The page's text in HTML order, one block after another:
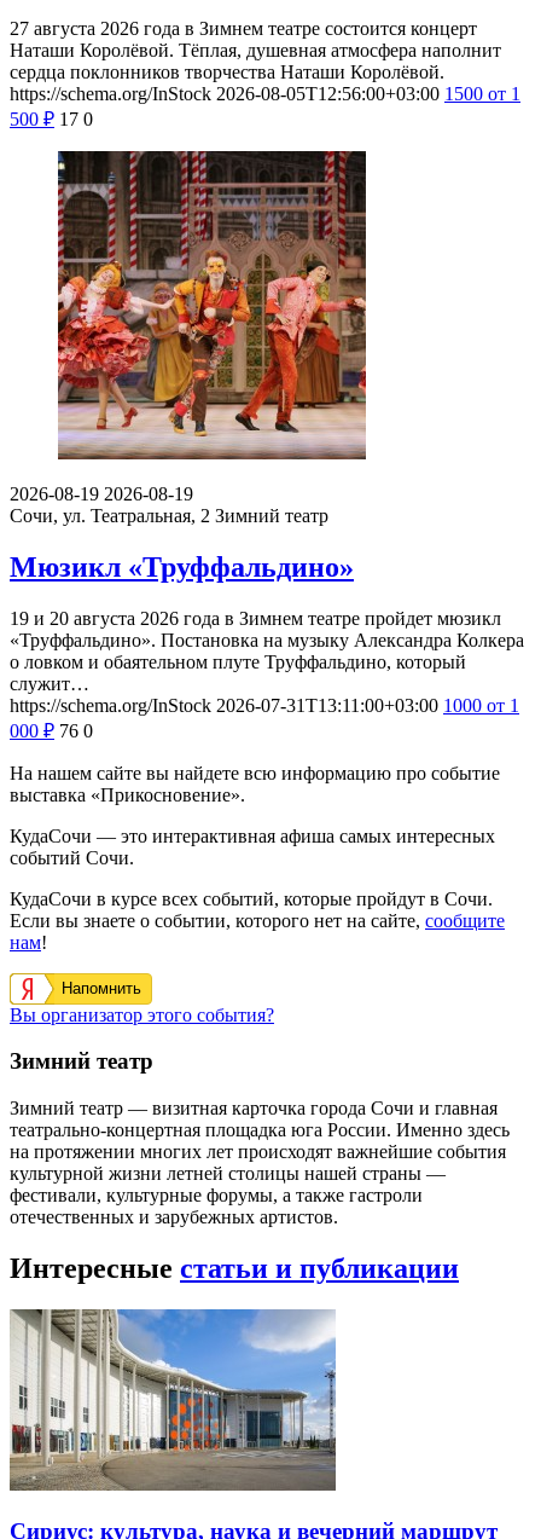
27 августа 2026 года в Зимнем театре состоится концерт
Наташи Королёвой. Тёплая, душевная атмосфера наполнит
сердца поклонников творчества Наташи Королёвой.
https://schema.org/InStock 2026-08-05T12:56:00+03:00 1500 от 1
500 ₽ 17 0
2026-08-19 2026-08-19
Сочи, ул. Театральная, 2 Зимний театр
Мюзикл «Труффальдино»
19 и 20 августа 2026 года в Зимнем театре пройдет мюзикл
«Труффальдино». Постановка на музыку Александра Колкера
о ловком и обаятельном плуте Труффальдино, который
служит…
https://schema.org/InStock 2026-07-31T13:11:00+03:00 1000 от 1
000 ₽ 76 0
На нашем сайте вы найдете всю информацию про событие
выставка «Прикосновение».
КудаСочи — это интерактивная афиша самых интересных
событий Сочи.
КудаСочи в курсе всех событий, которые пройдут в Сочи.
Если вы знаете о событии, которого нет на сайте, сообщите
нам!
Напомнить
Вы организатор этого события?
Зимний театр
Зимний театр — визитная карточка города Сочи и главная
театрально-концертная площадка юга России. Именно здесь
на протяжении многих лет происходят важнейшие события
культурной жизни летней столицы нашей страны —
фестивали, культурные форумы, а также гастроли
отечественных и зарубежных артистов.
Интересные статьи и публикации
Сириус: культура, наука и вечерний маршрут